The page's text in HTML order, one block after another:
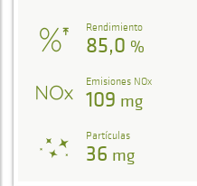
Rendimiento
85,0 %
Emisiones NOx
109 mg
Partículas
36 mg